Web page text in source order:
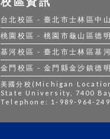
台北校區 - 臺北市士林區
桃園校區 - 桃園市龜山區
基河校區 - 臺北市士林區
金門校區 - 金門縣金沙鎮
美國分校(Michigan
State University, 7400 Bay
Telephone: 1-989-964-